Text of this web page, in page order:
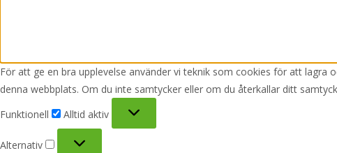
För att ge en bra upplevelse använder vi teknik som cookies för att
denna webbplats. Om du inte samtycker eller om du återkallar ditt
Funktionell
Alltid aktiv
Alternativ
Alternativ